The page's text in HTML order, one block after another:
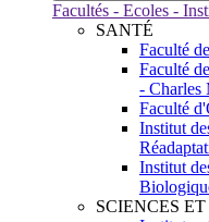
Facultés - Ecoles -
SANTÉ
Faculté
Faculté
- Charles
Faculté
Institut
Institut
SCIENCES